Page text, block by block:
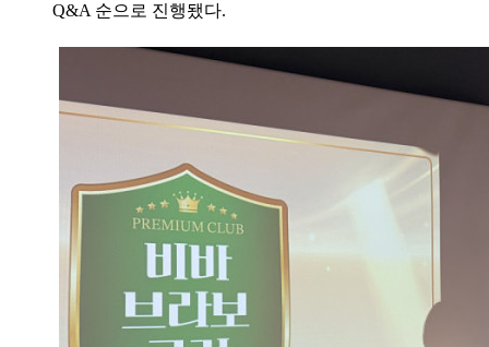
Q&A 순으로 진행됐다.